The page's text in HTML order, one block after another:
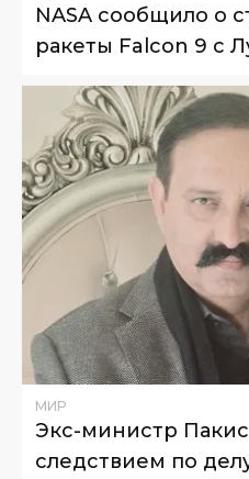
NASA сообщило о
ракеты Falcon 9 с
МИР
Экс-министр
следствием по